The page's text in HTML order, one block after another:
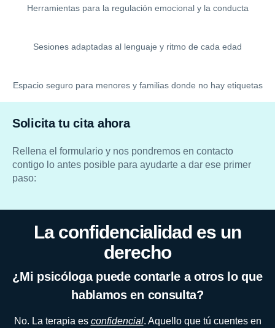
Herramientas para la regulación emocional y la conducta
Sesiones adaptadas al lenguaje y ritmo de cada edad
Espacio seguro para menores y familias donde no hay etiquetas
Solicita tu cita ahora
Rellena el formulario y nos pondremos en contacto
contigo lo antes posible para ayudarte a dar ese primer
paso:
La confidencialidad es un
derecho
¿Mi psicóloga puede contarle a otros lo que
hablamos en consulta?
No. La terapia es confidencial. Aquello que tú cuentes en